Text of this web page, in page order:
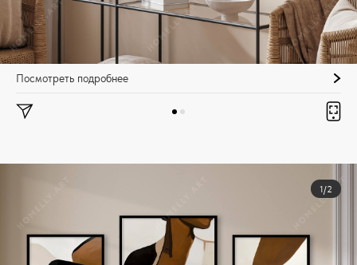
Посмотреть подробнее
1/2